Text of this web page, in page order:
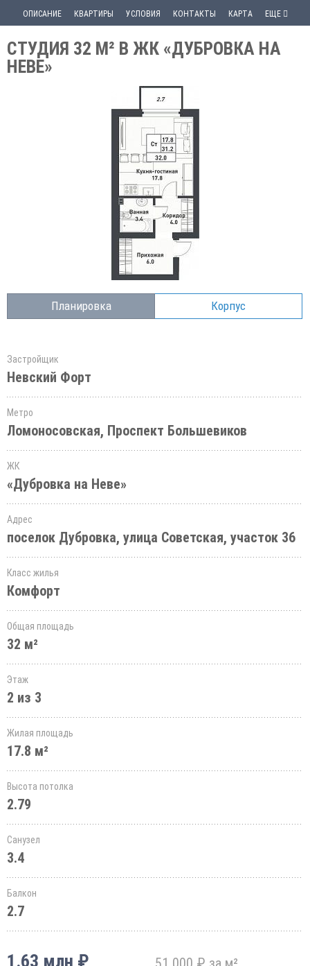
ОПИСАНИЕ КВАРТИРЫ УСЛОВИЯ КОНТАКТЫ КАРТА ЕЩЕ
СТУДИЯ 32 М² В ЖК «ДУБРОВКА НА
НЕВЕ»
Планировка Корпус
Застройщик
Невский Форт
Метро
Ломоносовская, Проспект Большевиков
ЖК
«Дубровка на Неве»
Адрес
поселок Дубровка, улица Советская, участок 36
Класс жилья
Комфорт
Общая площадь
32 м²
Этаж
2 из 3
Жилая площадь
17.8 м²
Высота потолка
2.79
Санузел
3.4
Балкон
2.7
1.63 млн ₽